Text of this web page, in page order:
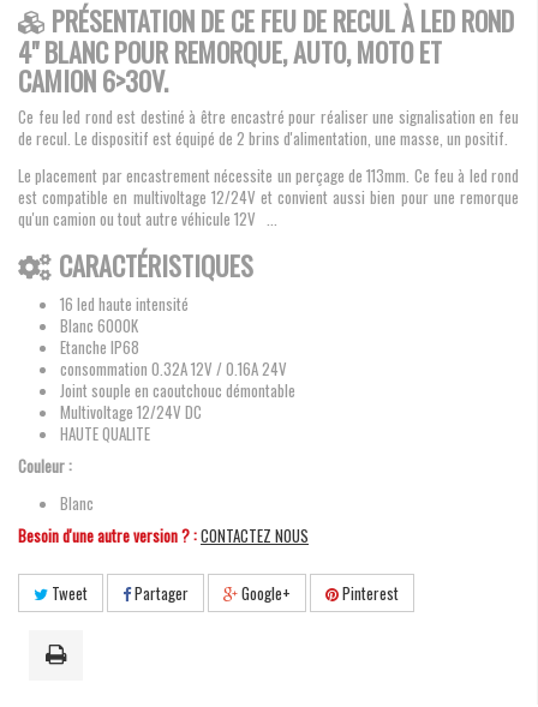
PRÉSENTATION DE CE FEU DE RECUL À LED ROND
4" BLANC POUR REMORQUE, AUTO, MOTO ET
CAMION 6>30V.
Ce feu led rond est destiné à être encastré pour réaliser une signalisation en feu
de recul. Le dispositif est équipé de 2 brins d'alimentation, une masse, un positif.
Le placement par encastrement nécessite un perçage de 113mm. Ce feu à led rond
est compatible en multivoltage 12/24V et convient aussi bien pour une remorque
qu'un camion ou tout autre véhicule 12V ...
CARACTÉRISTIQUES
16 led haute intensité
Blanc 6000K
Etanche IP68
consommation 0.32A 12V / 0.16A 24V
Joint souple en caoutchouc démontable
Multivoltage 12/24V DC
HAUTE QUALITE
Couleur :
Blanc
Besoin d'une autre version ? :CONTACTEZ NOUS
Tweet Partager Google+ Pinterest